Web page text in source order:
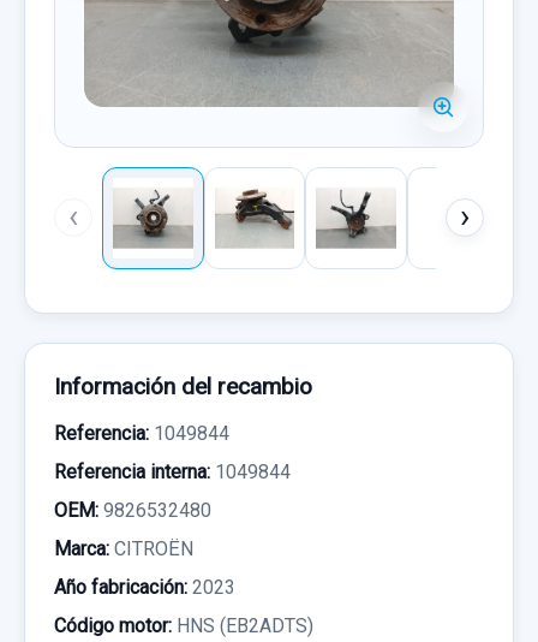
‹ ›
Información del recambio
Referencia: 1049844
Referencia interna: 1049844
OEM: 9826532480
Marca: CITROËN
Año fabricación: 2023
Código motor: HNS (EB2ADTS)